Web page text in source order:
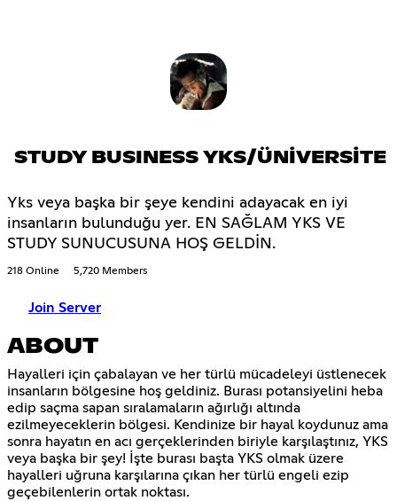
STUDY BUSINESS YKS/ÜNİVERSİTE
Yks veya başka bir şeye kendini adayacak en iyi
insanların bulunduğu yer. EN SAĞLAM YKS VE
STUDY SUNUCUSUNA HOŞ GELDİN.
218 Online 5,720 Members
Join Server
ABOUT
Hayalleri için çabalayan ve her türlü mücadeleyi üstlenecek
insanların bölgesine hoş geldiniz. Burası potansiyelini heba
edip saçma sapan sıralamaların ağırlığı altında
ezilmeyeceklerin bölgesi. Kendinize bir hayal koydunuz ama
sonra hayatın en acı gerçeklerinden biriyle karşılaştınız, YKS
veya başka bir şey! İşte burası başta YKS olmak üzere
hayalleri uğruna karşılarına çıkan her türlü engeli ezip
geçebilenlerin ortak noktası.